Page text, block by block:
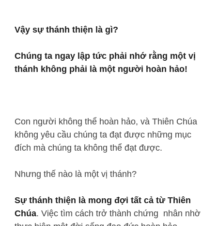
Vậy sự thánh thiện là gì?
Chúng ta ngay lập tức phải nhớ rằng một vị
thánh không phải là một người hoàn hảo!
Con người không thể hoàn hảo, và Thiên Chúa
không yêu cầu chúng ta đạt được những mục
đích mà chúng ta không thể đạt được.
Nhưng thế nào là một vị thánh?
Sự thánh thiện là mong đợi tất cả từ Thiên
Chúa. Việc tìm cách trở thành chứng nhân nhờ